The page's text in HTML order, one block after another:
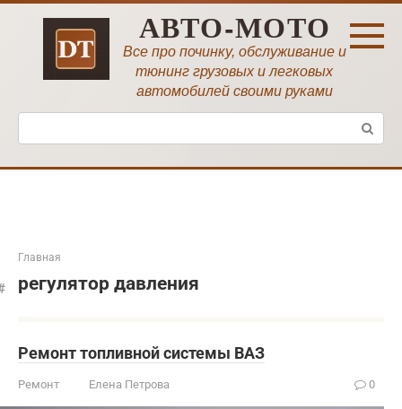
Перейти
АВТО-МОТО
Все про починку, обслуживание и
тюнинг грузовых и легковых
автомобилей своими руками
Поиск:
Главная
регулятор давления
Ремонт топливной системы ВАЗ
Ремонт Елена Петрова 0